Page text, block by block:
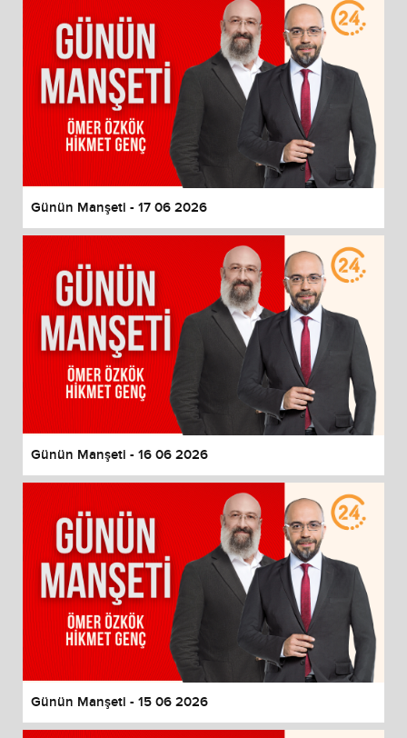
Günün Manşeti - 17 06 2026
Günün Manşeti - 16 06 2026
Günün Manşeti - 15 06 2026